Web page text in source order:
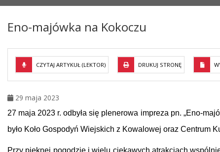
Eno-majówka na Kokoczu
CZYTAJ ARTYKUŁ (LEKTOR) DRUKUJ STRONĘ
29 maja 2023
27 maja 2023 r. odbyła się plenerowa impreza pn. „Eno-
było Koło Gospodyń Wiejskich z Kowalowej oraz Centrum
Przy pięknej pogodzie i wielu ciekawych atrakcjach